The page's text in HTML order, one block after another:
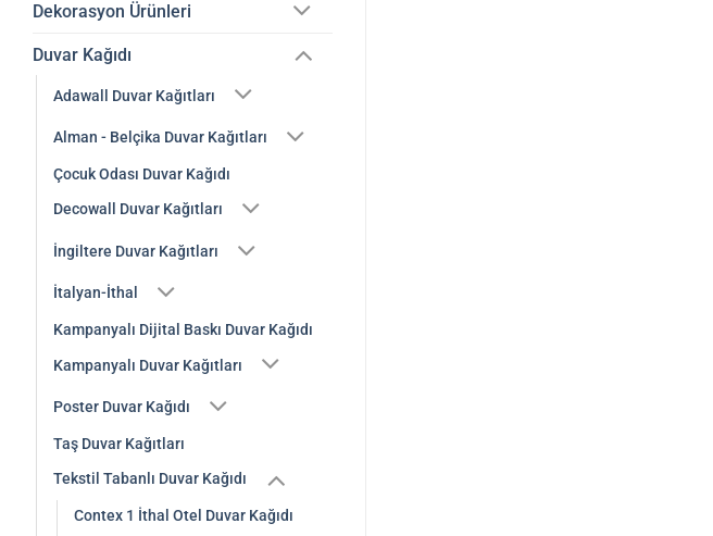
Dekorasyon Ürünleri
Duvar Kağıdı
Adawall Duvar Kağıtları
Alman - Belçika Duvar Kağıtları
Çocuk Odası Duvar Kağıdı
Decowall Duvar Kağıtları
İngiltere Duvar Kağıtları
İtalyan-İthal
Kampanyalı Dijital Baskı Duvar Kağıdı
Kampanyalı Duvar Kağıtları
Poster Duvar Kağıdı
Taş Duvar Kağıtları
Tekstil Tabanlı Duvar Kağıdı
Contex 1 İthal Otel Duvar Kağıdı